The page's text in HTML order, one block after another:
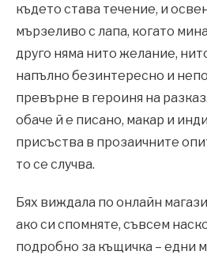
където става течение, и
мързеливо с лапа, когато
друго няма нито желание,
напълно безинтересно и
превърне в героиня на
обаче й е писано, макар и
присъства в прозаичните
то се случва.
Бях виждала по онлайн
ако си спомняте, съвсем
подробно за къщичка – едни